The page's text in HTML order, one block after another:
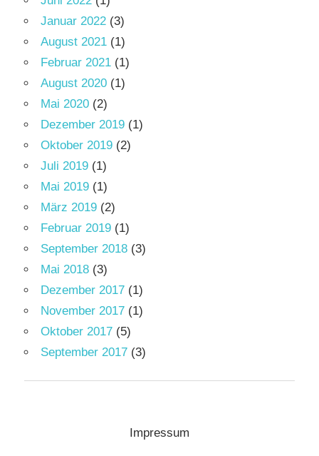
Januar 2022 (3)
August 2021 (1)
Februar 2021 (1)
August 2020 (1)
Mai 2020 (2)
Dezember 2019 (1)
Oktober 2019 (2)
Juli 2019 (1)
Mai 2019 (1)
März 2019 (2)
Februar 2019 (1)
September 2018 (3)
Mai 2018 (3)
Dezember 2017 (1)
November 2017 (1)
Oktober 2017 (5)
September 2017 (3)
Impressum